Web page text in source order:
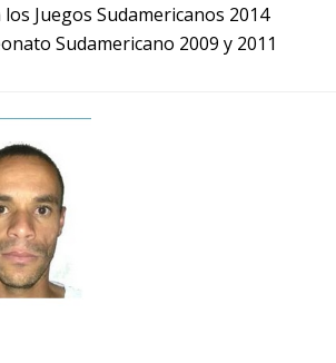
Juegos Sudamericanos 2014
Sudamericano 2009 y 2011